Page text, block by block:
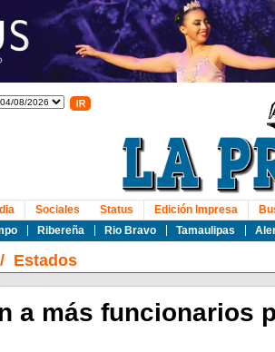
Ribereña Rio Bravo Tamaulipas
Sociales Status Edición Impresa
/ Estados
a más funcionarios